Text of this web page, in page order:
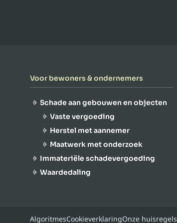
Voor bewoners & ondernemers
Schade aan gebouwen en objecten
Vaste vergoeding
Herstel met aannemer
Maatwerk met onderzoek
Immateriële schadevergoeding
Waardedaling
AlgoritmesCookieverklaringOnze huisregels